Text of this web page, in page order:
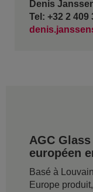
Denis
Tel: +32 2 409
AGC
européen
Basé à
Europe